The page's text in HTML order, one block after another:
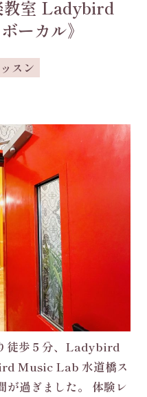
教室 Ladybird
ーカル》
スン
徒歩５分、Ladybird
Music Lab 水道橋ス
が過ぎました。 体験レ